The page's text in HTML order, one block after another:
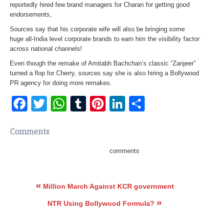
reportedly hired few brand managers for Charan for getting good
endorsements,
Sources say that his corporate wife will also be bringing some
huge all-India level corporate brands to earn him the visibility factor
across national channels!
Even though the remake of Amitabh Bachchan’s classic “Zanjeer”
turned a flop for Cherry, sources say she is also hiring a Bollywood
PR agency for doing more remakes.
Facebook
Twitter
WhatsApp
Tumblr
Pinterest
LinkedIn
Comments
comments
« Million March Against KCR government
NTR Using Bollywood Formula? »